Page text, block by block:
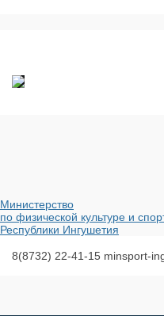
Министерство
по физической культуре и
Республики Ингушетия
8(8732) 22-41-15 minsport-